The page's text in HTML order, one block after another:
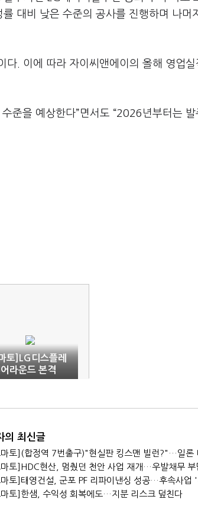
대비 낮은 수준의 공사를 진행하며 나머
다. 이에 따라 자이씨앤에이의 올해 영업실
준을 예상한다”면서도 “2026년부터는 발
토]LG디스플레
라운드 본격
는 '신중 모드'
의 최신글
마토]태영건설, 군포 PF 리파이낸싱 성공…후속사업
마토]한샘, 수익성 회복에도…지분 리스크 덮친다